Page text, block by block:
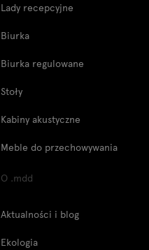
Lady recepcyjne
Biurka
Biurka regulowane
Stoły
Kabiny akustyczne
Meble do przechowywania
O .mdd
Aktualności i blog
Ekologia